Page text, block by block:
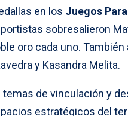
en los Juegos
sobresalieron
oro cada uno.
y Kasandra Melita.
temas de vinculación y
estratégicos del